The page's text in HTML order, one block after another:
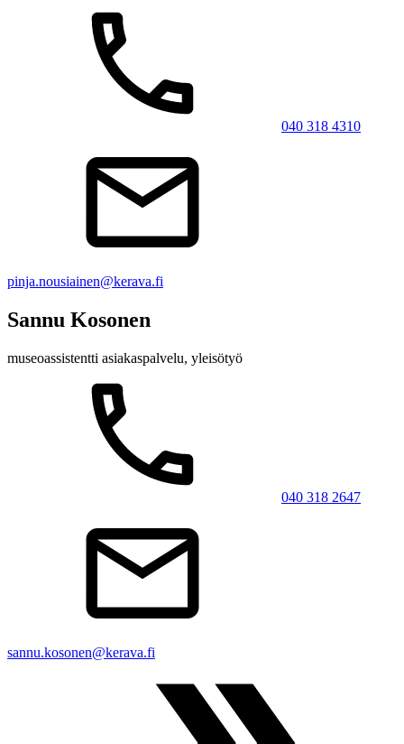
040 318 4310
pinja.nousiainen@kerava.fi
Sannu Kosonen
museoassistentti asiakaspalvelu, yleisötyö
040 318 2647
sannu.kosonen@kerava.fi